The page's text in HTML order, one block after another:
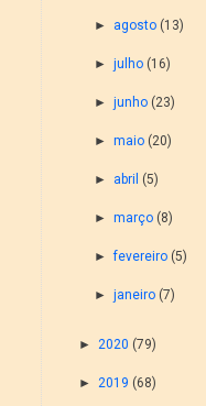
► agosto (13)
►julho (16)
►junho (23)
►maio (20)
► abril (5)
►março (8)
►fevereiro (5)
►janeiro (7)
► 2020 (79)
► 2019 (68)